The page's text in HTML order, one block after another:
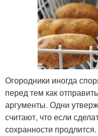
Огородники иногда
перед тем как
аргументы. Одни
считают, что если
сохранности продлится.